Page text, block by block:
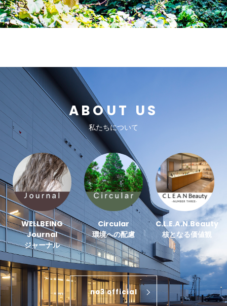
ABOUT US
私たちについて
WELLBEING
Journal
ジャーナル
Circular
環境への配慮
C.L.E.A.N.Beauty
核となる価値観
no3 official